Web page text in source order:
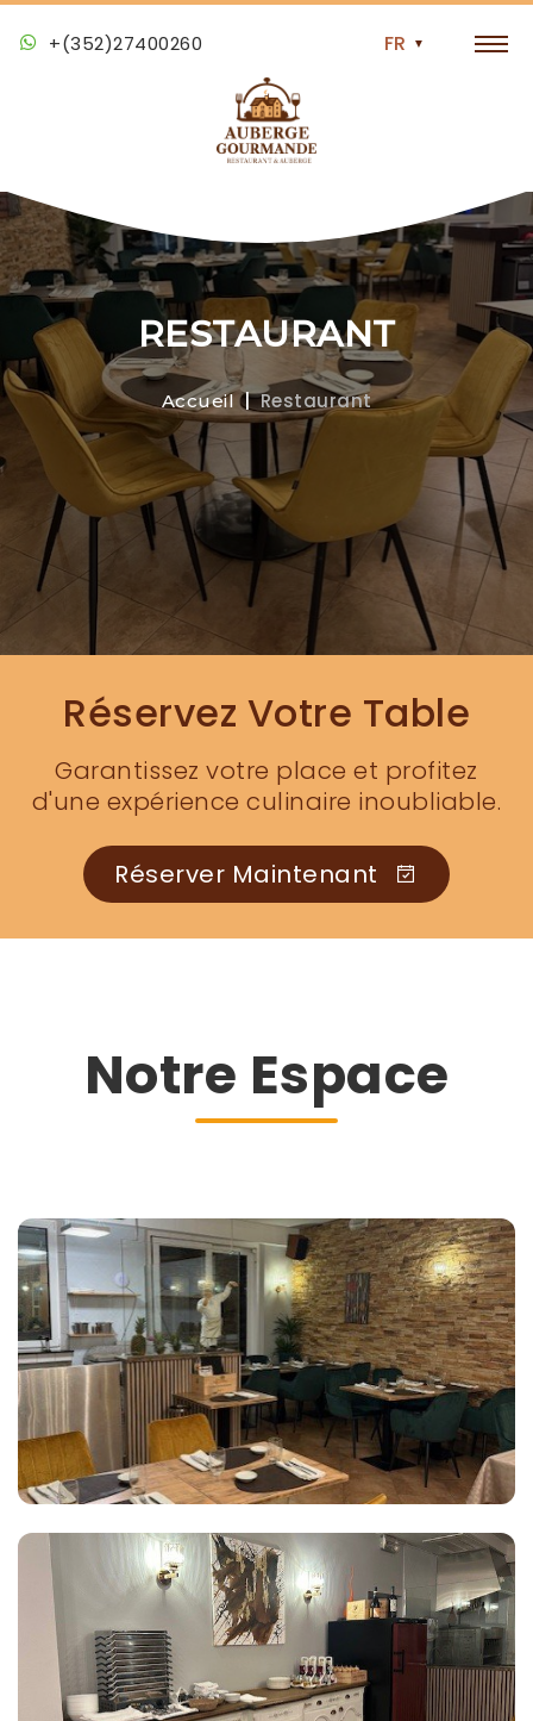
+(352)27400260
RESTAURANT
Accueil Restaurant
Réservez Votre Table
Garantissez votre place et profitez
d'une expérience culinaire inoubliable.
Réserver Maintenant
Notre Espace